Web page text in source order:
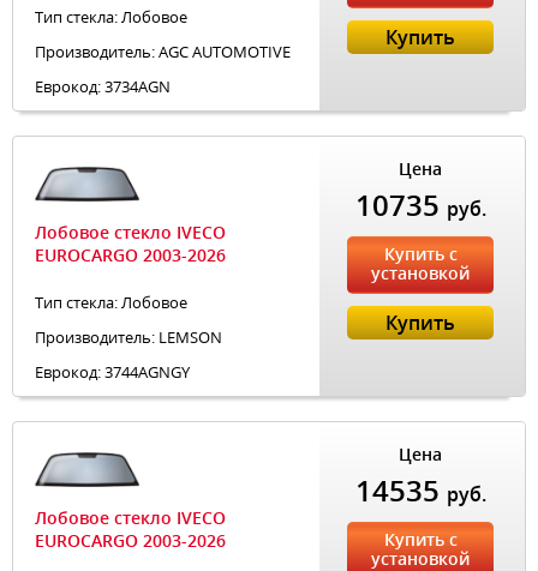
Тип стекла: Лобовое
Производитель: AGC AUTOMOTIVE
Еврокод: 3734AGN
Купить
Лобовое стекло IVECO
EUROCARGO 2003-2026
Тип стекла: Лобовое
Производитель: LEMSON
Еврокод: 3744AGNGY
Цена
10735 руб.
Купить с
установкой
Купить
Лобовое стекло IVECO
EUROCARGO 2003-2026
Цена
14535 руб.
Купить с
установкой